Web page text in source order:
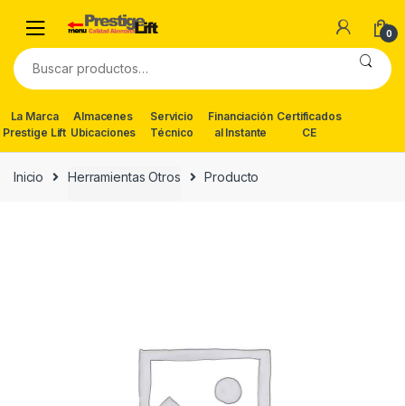
navigation
content
0
Buscar
por:
La Marca
Prestige Lift
Almacenes
Ubicaciones
Servicio
Técnico
Financiación
al Instante
Certificados
CE
Inicio Herramientas Otros Producto